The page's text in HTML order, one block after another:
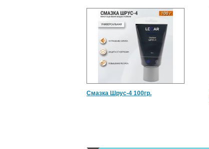
Смазка Шрус-4 100гр.